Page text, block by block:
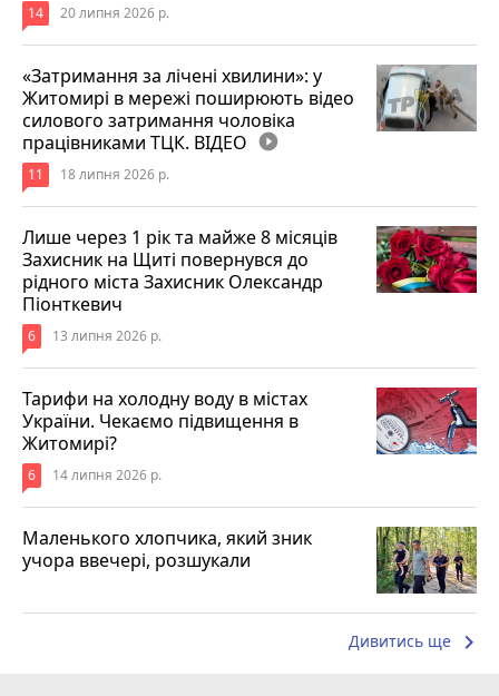
14 20 липня 2026 р.
«Затримання за лічені хвилини»: у
Житомирі в мережі поширюють відео
силового затримання чоловіка
працівниками ТЦК. ВІДЕО play_circle_filled
11 18 липня 2026 р.
Лише через 1 рік та майже 8 місяців
Захисник на Щиті повернувся до
рідного міста Захисник Олександр
Піонткевич
6 13 липня 2026 р.
Тарифи на холодну воду в містах
України. Чекаємо підвищення в
Житомирі?
6 14 липня 2026 р.
Маленького хлопчика, який зник
учора ввечері, розшукали
Дивитись ще keyboard_arrow_right